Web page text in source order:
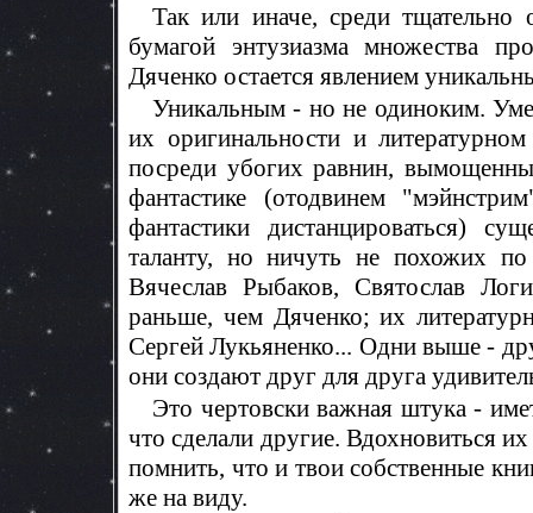
Так или иначе, среди тщательно
бумагой энтузиазма множества
Дяченко остается явлением
Уникальным - но не одиноким.
их оригинальности и
посреди убогих равнин,
фантастике (отодвинем
фантастики дистанцироваться)
таланту, но ничуть не похожих
Вячеслав Рыбаков, Святослав
раньше, чем Дяченко; их
Сергей Лукьяненко... Одни выше -
они создают друг для друга
Это чертовски важная штука -
что сделали другие. Вдохновиться
помнить, что и твои собственные
же на виду.